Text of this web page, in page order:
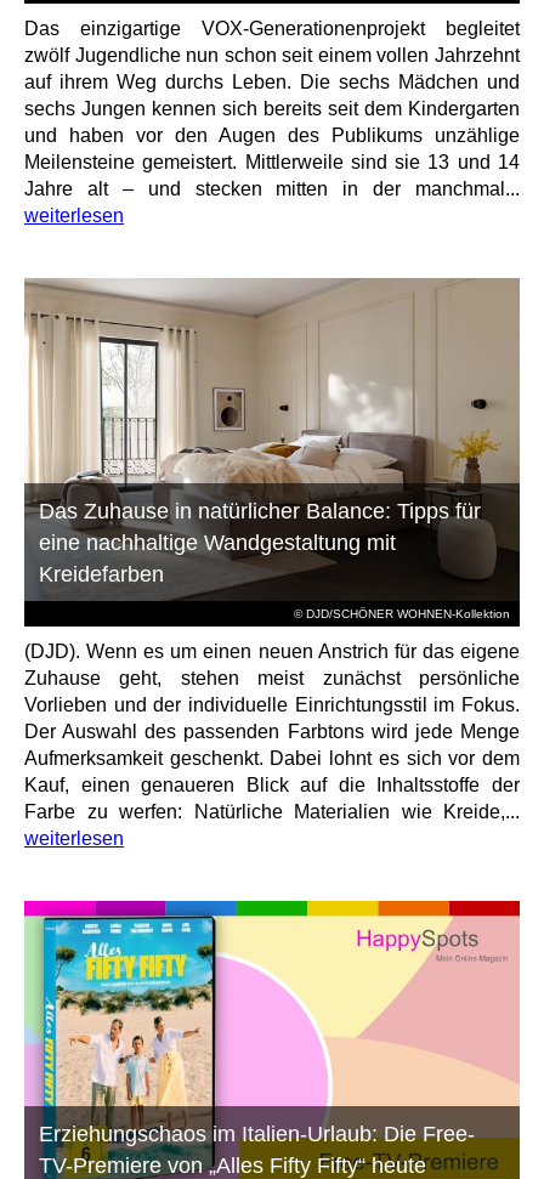
Das einzigartige VOX-Generationenprojekt begleitet
zwölf Jugendliche nun schon seit einem vollen Jahrzehnt
auf ihrem Weg durchs Leben. Die sechs Mädchen und
sechs Jungen kennen sich bereits seit dem Kindergarten
und haben vor den Augen des Publikums unzählige
Meilensteine gemeistert. Mittlerweile sind sie 13 und 14
Jahre alt – und stecken mitten in der manchmal...
weiterlesen
© DJD/SCHÖNER WOHNEN-Kollektion
Das Zuhause in natürlicher Balance: Tipps für
eine nachhaltige Wandgestaltung mit
Kreidefarben
(DJD). Wenn es um einen neuen Anstrich für das eigene
Zuhause geht, stehen meist zunächst persönliche
Vorlieben und der individuelle Einrichtungsstil im Fokus.
Der Auswahl des passenden Farbtons wird jede Menge
Aufmerksamkeit geschenkt. Dabei lohnt es sich vor dem
Kauf, einen genaueren Blick auf die Inhaltsstoffe der
Farbe zu werfen: Natürliche Materialien wie Kreide,...
weiterlesen
Erziehungschaos im Italien-Urlaub: Die Free-
TV-Premiere von „Alles Fifty Fifty“ heute